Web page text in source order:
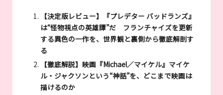
【決定版レビュー】『プレデター バッドランズ』
は“怪物視点の英雄譚”だ フランチャイズを更新
する異色の一作を、世界観と裏側から徹底解剖す
る
【徹底解説】映画『Michael／マイケル』マイケ
ル・ジャクソンという“神話”を、どこまで映画は
描けるのか